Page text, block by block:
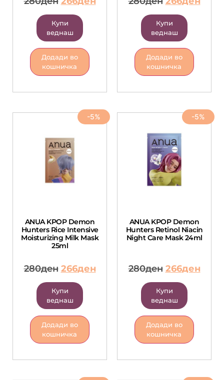
Купи
веднаш
Додади во
кошничка
Купи
веднаш
Додади во
кошничка
-5%
ANUA KPOP Demon
Hunters Rice Intensive
Moisturizing Milk Mask
25ml
280ден 266ден
Купи
веднаш
Додади во
кошничка
-5%
ANUA KPOP Demon
Hunters Retinol Niacin
Night Care Mask 24ml
280ден 266ден
Купи
веднаш
Додади во
кошничка